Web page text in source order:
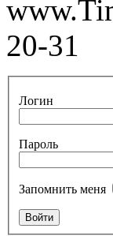
20-31
Логин
Пароль
Запомнить меня